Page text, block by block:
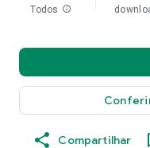
Todos info
Compartilhar